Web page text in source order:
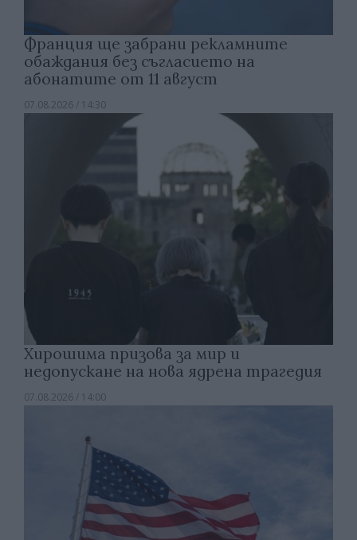
Франция ще забрани рекламните
обаждания без съгласието на
абонатите от 11 август
07.08.2026 / 14:30
Хирошима призова за мир и
недопускане на нова ядрена трагедия
07.08.2026 / 14:00